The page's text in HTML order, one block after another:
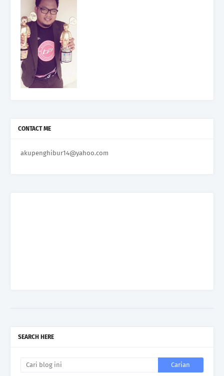
CONTACT ME
akupenghibur14@yahoo.com
SEARCH HERE